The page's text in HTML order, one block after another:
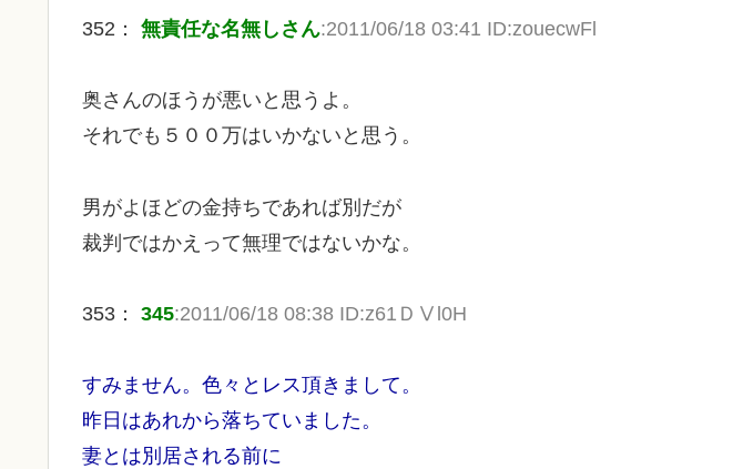
352： 無責任な名無しさん:2011/06/18 03:41 ID:zouecwFl
奥さんのほうが悪いと思うよ。
それでも５００万はいかないと思う。
男がよほどの金持ちであれば別だが
裁判ではかえって無理ではないかな。
353： 345:2011/06/18 08:38 ID:z61ＤⅤl0H
すみません。色々とレス頂きまして。
昨日はあれから落ちていました。
妻とは別居される前に